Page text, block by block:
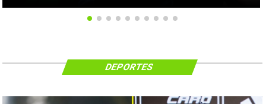
DEPORTES